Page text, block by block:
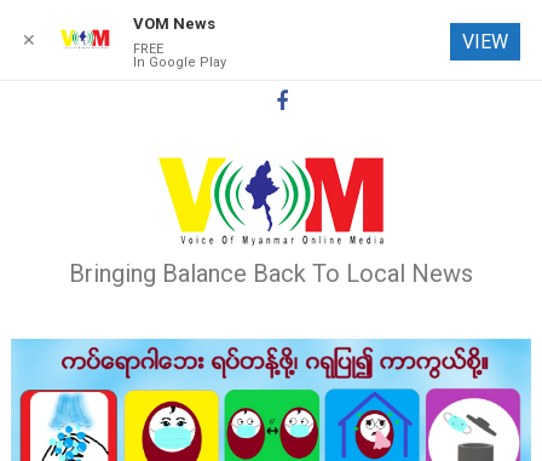
Bringing Balance Back To Local News
✕
VOM News
FREE
In Google Play
VIEW